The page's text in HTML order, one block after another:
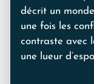
décrit un
une fois les
contraste avec
une lueur